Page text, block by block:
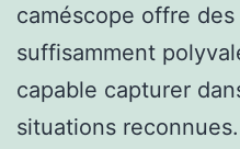
caméscope offre
suffisamment
capable capturer
situations